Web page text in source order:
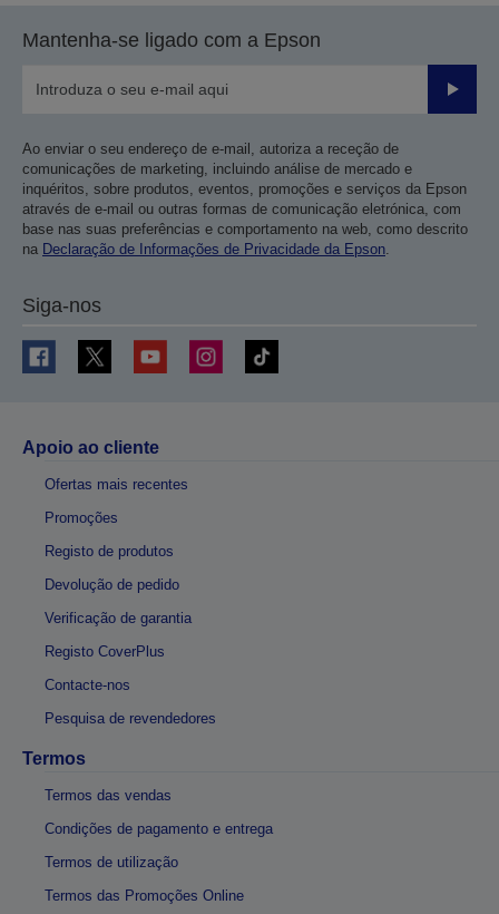
Mantenha-se ligado com a Epson
Enviar
Ao enviar o seu endereço de e-mail, autoriza a receção de
comunicações de marketing, incluindo análise de mercado e
inquéritos, sobre produtos, eventos, promoções e serviços da Epson
através de e-mail ou outras formas de comunicação eletrónica, com
base nas suas preferências e comportamento na web, como descrito
na Declaração de Informações de Privacidade da Epson
Siga-nos
Apoio ao cliente
Ofertas mais recentes
Promoções
Registo de produtos
Devolução de pedido
Verificação de garantia
Registo CoverPlus
Contacte-nos
Pesquisa de revendedores
Termos
Termos das vendas
Condições de pagamento e entrega
Termos de utilização
Termos das Promoções Online